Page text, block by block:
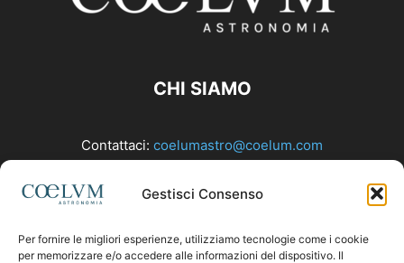
Gestisci Consenso
Per fornire le migliori esperienze, utilizziamo tecnologie come i cookie
per memorizzare e/o accedere alle informazioni del dispositivo. Il
CHI SIAMO
Contattaci: coelumastro@coelum.com
SEGUICI